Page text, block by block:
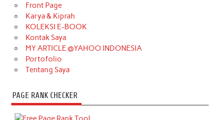
Front Page
Karya & Kiprah
KOLEKSI E-BOOK
Kontak Saya
MY ARTICLE @YAHOO INDONESIA
Portofolio
Tentang Saya
PAGE RANK CHECKER